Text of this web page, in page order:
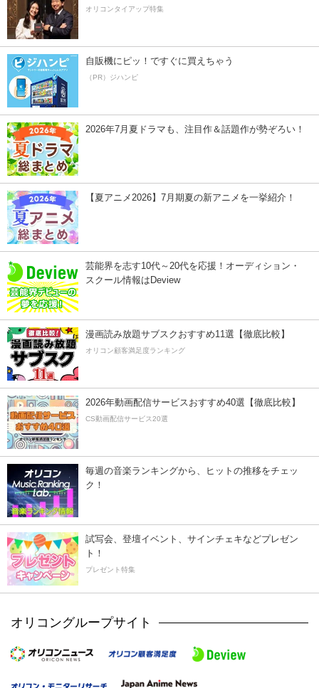
オリコンタイアップ特集
自販機にピッ！ですぐに買えちゃう
（PR）ジハンピ
2026年7月夏ドラマも、注目作＆話題作が勢ぞろい！
【夏アニメ2026】7月期夏の新アニメを一挙紹介！
芸能界を志す10代～20代を応援！オーディション・
スクール情報はDeview
漫画読み放題サブスクおすすめ11選【徹底比較】
オリコン顧客満足度ランキング
2026年動画配信サービスおすすめ40選【徹底比較】
CS動画配信サービス20選
毎週の音楽ランキングから、ヒットの推移をチェッ
ク！
試写会、登壇イベント、サインチェキなどプレゼン
ト！
プレゼント特集
オリコングループサイト